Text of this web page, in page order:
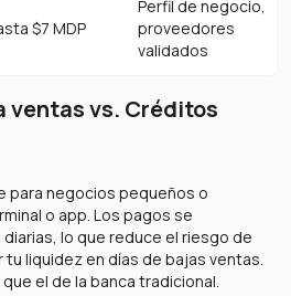
$7 MDP
Perfil de negocio,
proveedores
validados
ventas vs. Créditos
para negocios pequeños o
o app. Los pagos se
lo que reduce el riesgo de
liquidez en días de bajas ventas.
el de la banca tradicional.